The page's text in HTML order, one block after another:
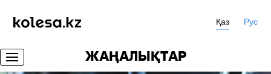
Қаз Рус
ЖАҢАЛЫҚТАР